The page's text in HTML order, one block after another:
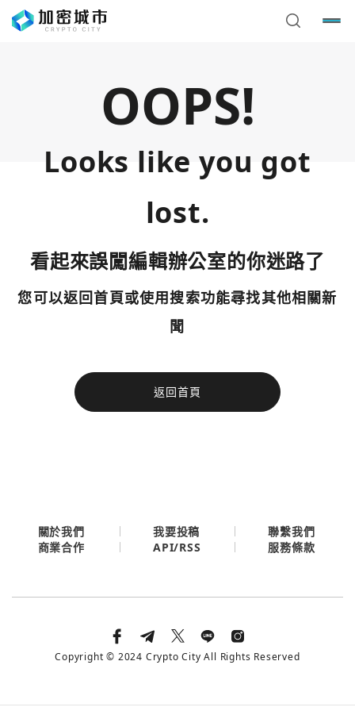
OOPS!
Looks like you got
lost.
看起來誤闖編輯辦公室的你迷路了
您可以返回首頁或使用搜索功能尋找其他相關新
聞
返回首頁
今日熱門
使用以下帳號繼續
您已閒置5分鐘，請點擊關閉按鈕或空白處，即可回到加密
今日熱門
關於我們 我要投稿
聯繫我們
商業合作
API/RSS 服務條款
Copyright © 2024 Crypto City All Rights Reserved